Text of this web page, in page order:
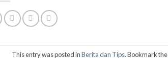
This entry was posted inBerita dan Tips. Bookmark the